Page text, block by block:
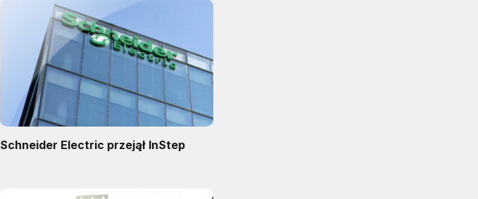
Schneider Electric przejął InStep